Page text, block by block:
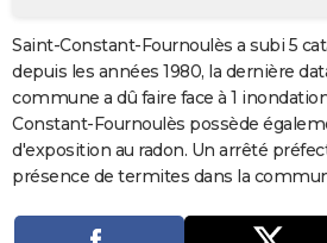
COPAINS D'AVANT
S'inscrire
Se connecter
Lycées
Collèges
Primaires
Universités
Entreprises
Service militaire
Avis de recherche
AVIS DE DÉCÈS
FORUM
Bricolage
Lifestyle
Culture
Sport
Auto
Television
Voyage
Cinema
Saint-Constant-Fournoulès a subi 5
depuis les années 1980, la dernière
commune a dû faire face à 1
Constant-Fournoulès possède
d'exposition au radon. Un arrêté
présence de termites dans la